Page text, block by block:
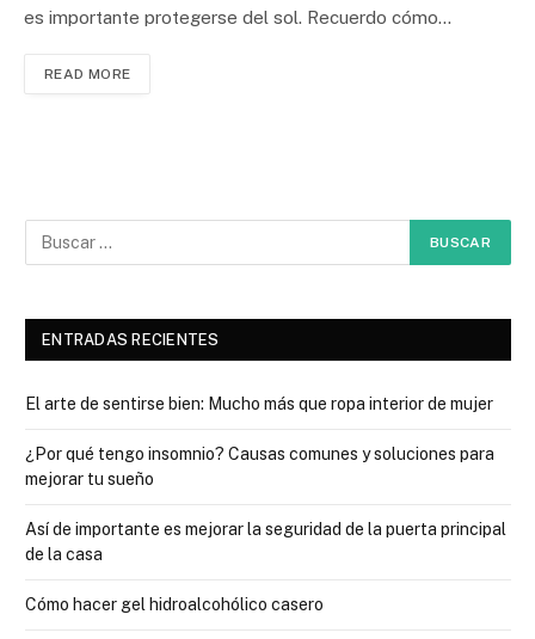
es importante protegerse del sol. Recuerdo cómo…
READ MORE
ENTRADAS RECIENTES
El arte de sentirse bien: Mucho más que ropa interior de mujer
¿Por qué tengo insomnio? Causas comunes y soluciones para
mejorar tu sueño
Así de importante es mejorar la seguridad de la puerta principal
de la casa
Cómo hacer gel hidroalcohólico casero